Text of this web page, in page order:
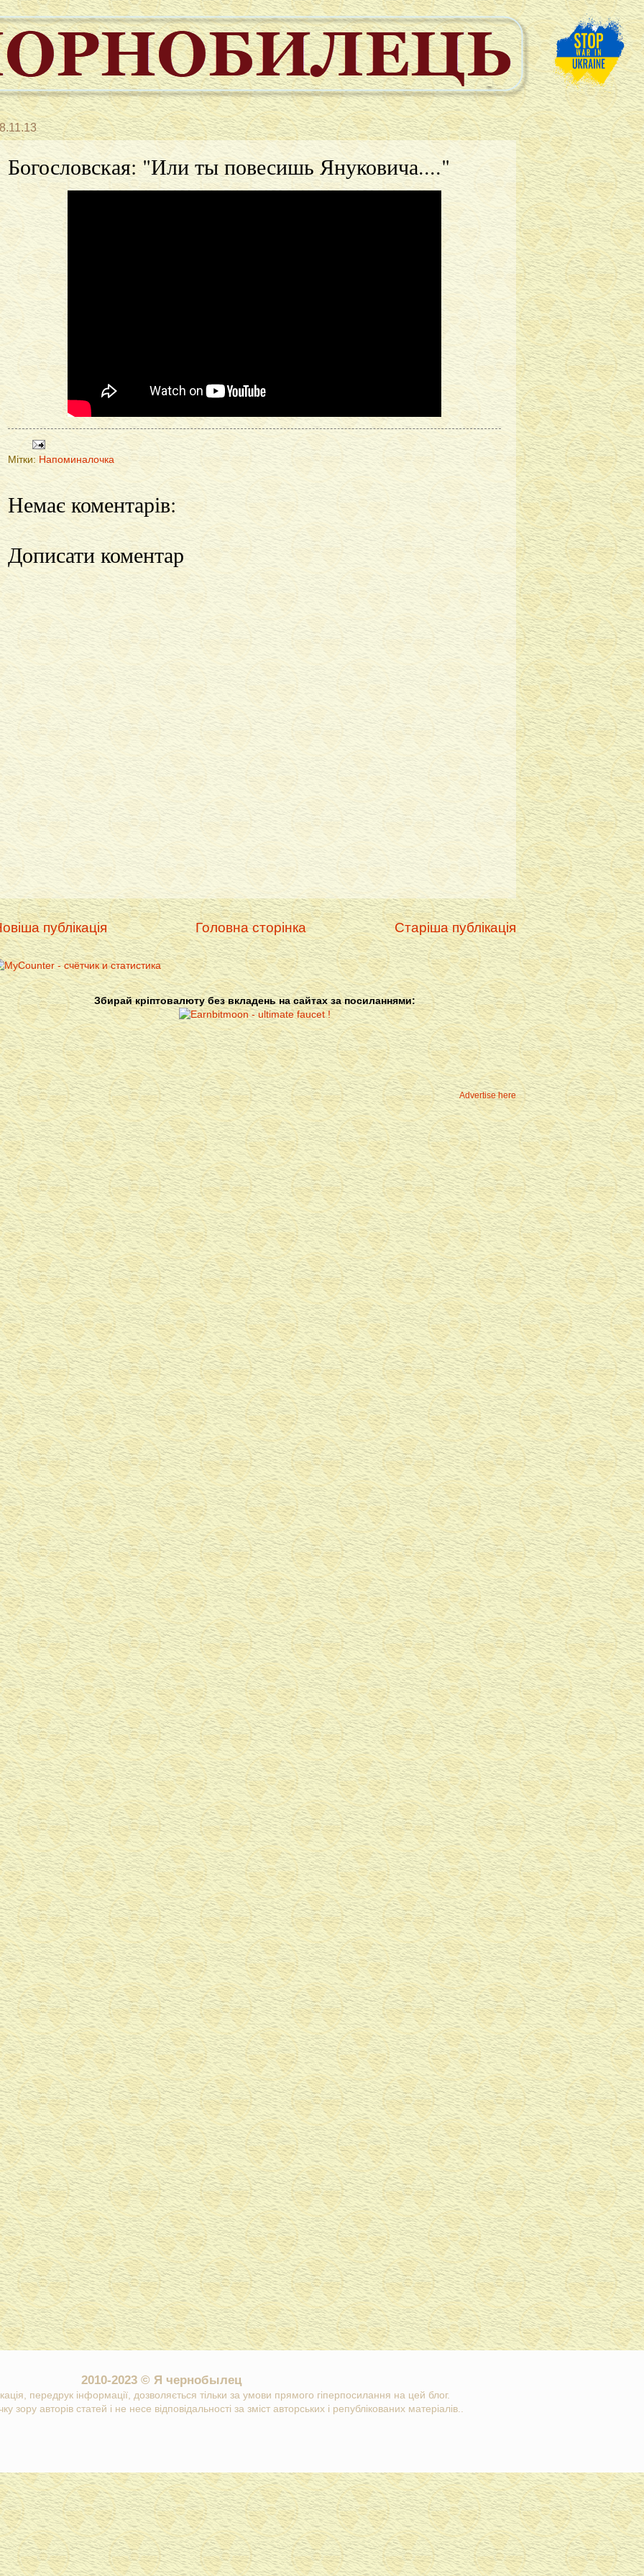
Богословская: "Или ты повесишь Януковича...."
Мітки: Напоминалочка
Немає коментарів:
Дописати коментар
публікація Старіша публікація
Головна сторінка
Збирай кріптовалюту без вкладень на сайтах за посиланнями:
Advertise here
2010-2023 © Я чернобылец
передрук інформації, дозволяється тільки за умови прямого гіперпосилання на цей блог.
зору авторів статей і не несе відповідальності за зміст авторських і републікованих матеріалів..